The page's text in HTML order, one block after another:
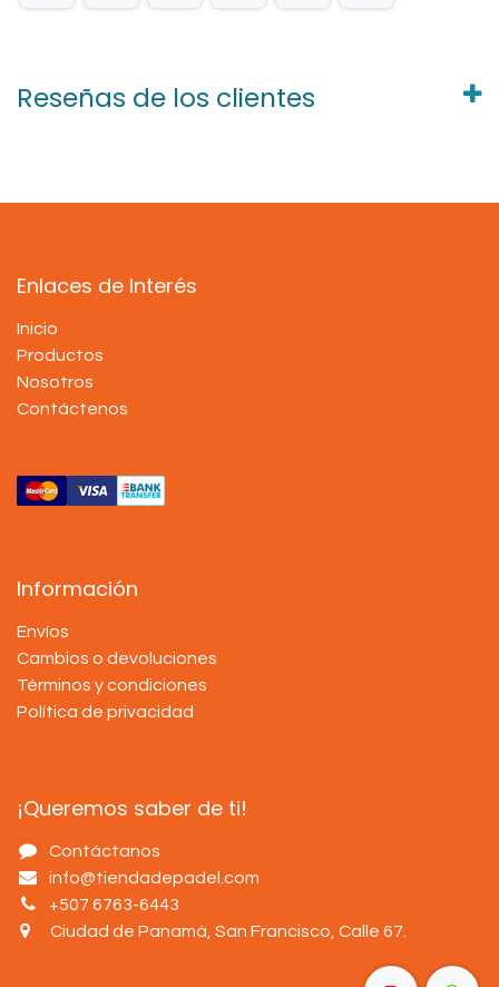
Reseñas de los clientes
Enlaces de Interés
Inicio
Productos
Nosotros
Contáctenos
Información
Envíos
Cambios o devoluciones
Términos y condiciones
Política de privacidad
¡Queremos saber de ti!
Contáctanos
info@tiendadepadel.com
+507 6763-6443
Ciudad de Panamá, San Francisco, Calle 67